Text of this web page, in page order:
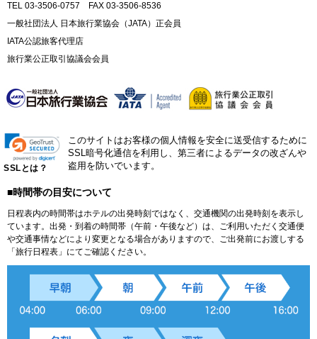
TEL 03-3506-0757 FAX 03-3506-8536
一般社団法人 日本旅行業協会（JATA）正会員
IATA公認旅客代理店
旅行業公正取引協議会会員
SSLとは？
このサイトはお客様の個人情報を安全に送受信するために
SSL暗号化通信を利用し、第三者によるデータの改ざんや
盗用を防いでいます。
■時間帯の目安について
日程表内の時間帯はホテルの出発時刻ではなく、交通機関の出発時刻を表示し
ています。出発・到着の時間帯（午前・午後など）は、ご利用いただく交通便
や交通事情などにより変更となる場合がありますので、ご出発前にお渡しする
「旅行日程表」にてご確認ください。